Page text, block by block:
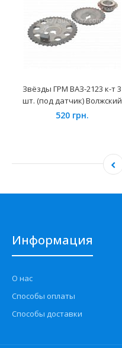
Звёзды ГРМ ВАЗ-2123 к-т 3
шт. (под датчик) Волжский
520 грн.
Информация
О нас
Способы оплаты
Способы доставки